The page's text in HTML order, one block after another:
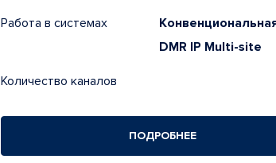
Работа в системах
DMR IP Multi-site
Количество каналов
ПОДРОБНЕЕ